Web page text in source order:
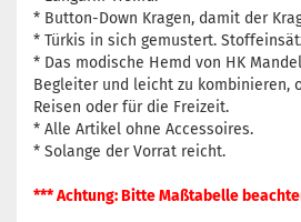
* Button-Down Kragen, damit der
* Türkis in sich gemustert.
* Das modische Hemd von HK
Begleiter und leicht zu kombinieren,
Reisen oder für die Freizeit.
* Alle Artikel ohne Accessoires.
* Solange der Vorrat reicht.
*** Achtung: Bitte Maßtabelle